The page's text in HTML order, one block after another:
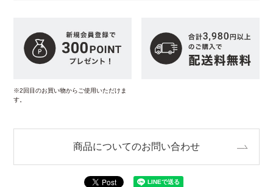
※2回目のお買い物からご使用いただけま
す。
商品についてのお問い合わせ